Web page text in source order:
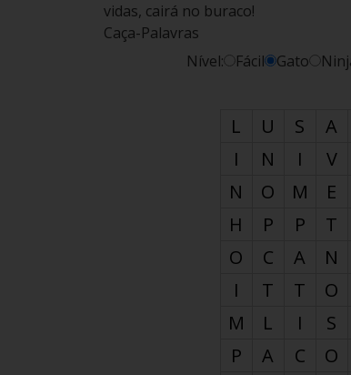
vidas, cairá no buraco!
Caça-Palavras
Nível:
Fácil Gato
L U S A
I
N I V
N
O M E
H
P P T
O
C A N
I
T T O
M
L I S
P
A C O